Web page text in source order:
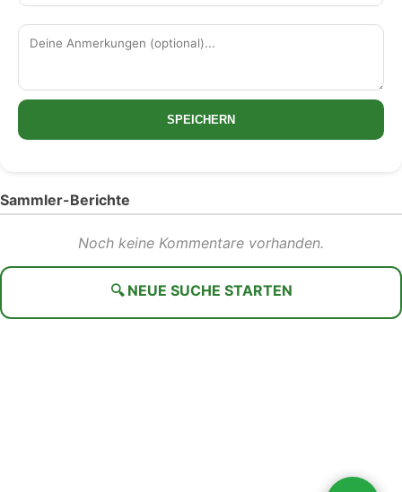
SPEICHERN
Sammler-Berichte
Noch keine Kommentare vorhanden.
🔍 NEUE SUCHE STARTEN